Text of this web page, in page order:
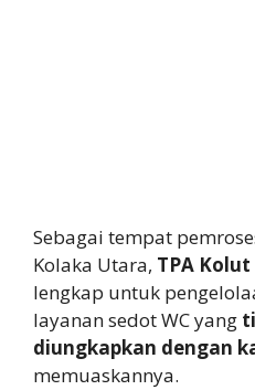
Sebagai tempat
Kolaka Utara, TPA Kolut
lengkap untuk
layanan sedot WC yang
diungkapkan dengan
memuaskannya.